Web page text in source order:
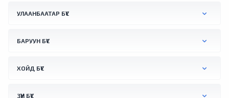
УЛААНБААТАР БҮС
БАРУУН БҮС
ХОЙД БҮС
ЗҮҮН БҮС